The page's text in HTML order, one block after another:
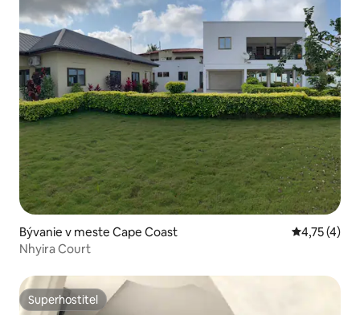
Bývanie v meste Cape Coast Priemerné
4,75 (4)
Nhyira Court
Superhostiteľ
Superhostiteľ